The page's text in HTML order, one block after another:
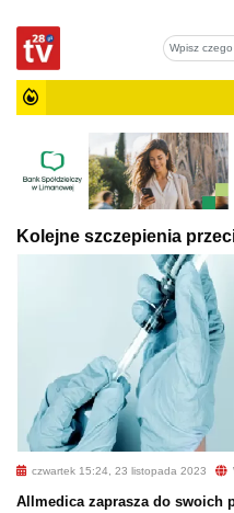
Kolejne szczepienia
czwartek 15:24, 23 listopada 2023
Allmedica zaprasza do swoich